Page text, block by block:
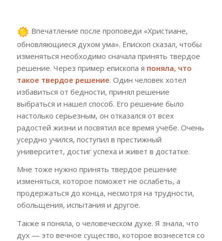
Впечатление после проповеди «Христиане,
обновляющиеся духом ума». Епископ сказал, чтобы
изменяться необходимо сначала принять твердое
решение. Через пример епископа я поняла, что
такое твердое решение. Один человек хотел
избавиться от бедности, принял решение
выбраться и нашел способ. Его решение было
настолько серьезным, он отказался от всех
радостей жизни и посвятил все время учебе. Очень
усердно учился, поступил в престижный
университет, достиг успеха и живет в достатке.
Мне тоже нужно принять твердое решение
изменяться, которое поможет не ослабеть, а
продержаться до конца, несмотря на трудности,
обольщения, испытания и другое.
Также я поняла, о человеческом духе. Я знала, что
дух — это вечное существо, которое вознесется со